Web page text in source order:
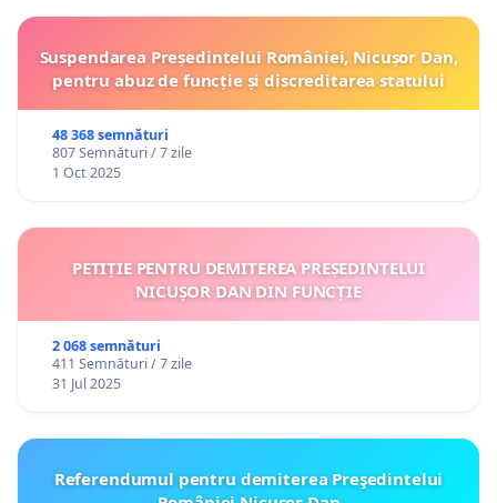
Suspendarea Președintelui României, Nicușor Dan,
pentru abuz de funcție și discreditarea statului
48 368 semnături
807 Semnături / 7 zile
1 Oct 2025
PETIȚIE PENTRU DEMITEREA PREȘEDINTELUI
NICUȘOR DAN DIN FUNCȚIE
2 068 semnături
411 Semnături / 7 zile
31 Jul 2025
Referendumul pentru demiterea Preşedintelui